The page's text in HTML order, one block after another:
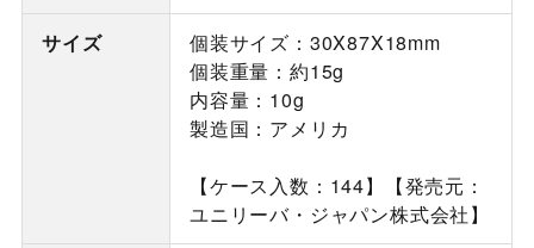
サイズ
個装サイズ：30X87X18mm
個装重量：約15g
内容量：10g
製造国：アメリカ
【ケース入数：144】【発売元：
ユニリーバ・ジャパン株式会社】